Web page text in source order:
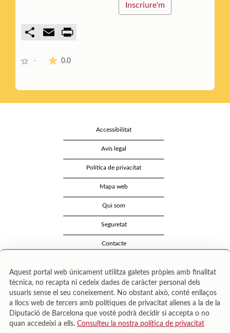
Inscriure'm
m
- 0.0La mitjana de les valoracions és de 0 estrelles de 5.
Accessibilitat
Avís legal
Política de privacitat
Mapa web
Qui som
Seguretat
Contacte
Área de Cultura – Gerència de Serveis de Biblioteques. Zamora, 73. 08018 Barcelona. Tel:
Aquest portal web únicament utilitza galetes pròpies amb finalitat
tècnica, no recapta ni cedeix dades de caràcter personal dels
usuaris sense el seu coneixement. No obstant això, conté enllaços
a llocs web de tercers amb polítiques de privacitat alienes a la de la
Diputació de Barcelona que vostè podrà decidir si accepta o no
quan accedeixi a ells. Consulteu la nostra política de privacitat